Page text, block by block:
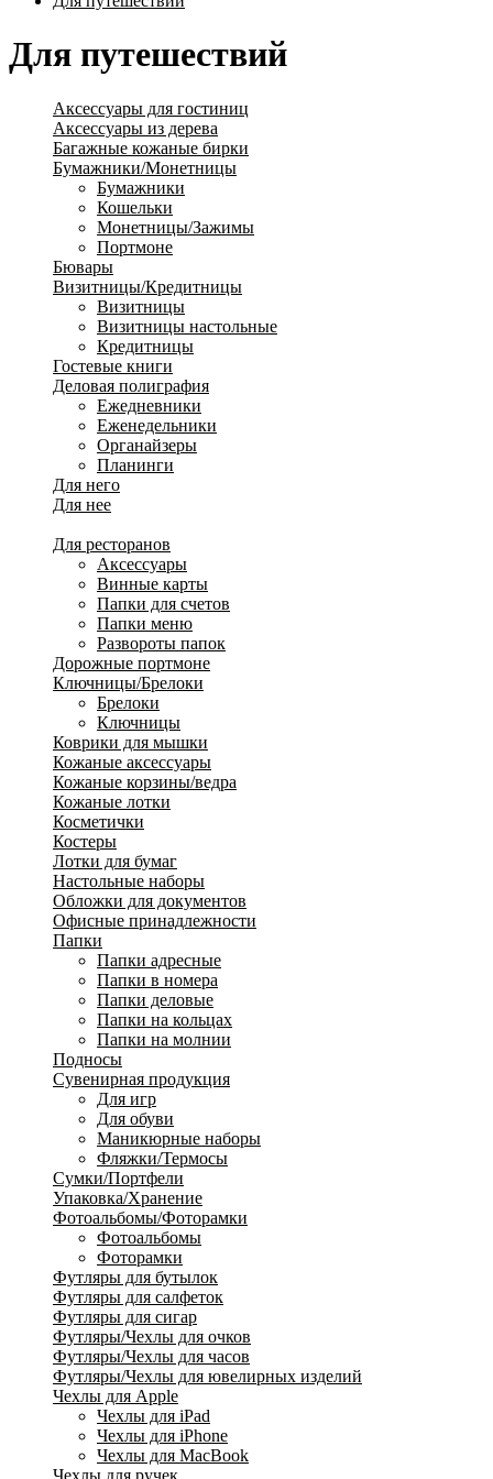
Для путешествий
Аксессуары для гостиниц
Аксессуары из дерева
Багажные кожаные бирки
Бумажники/Монетницы
Бумажники
Кошельки
Монетницы/Зажимы
Портмоне
Бювары
Визитницы/Кредитницы
Визитницы
Визитницы настольные
Кредитницы
Гостевые книги
Деловая полиграфия
Ежедневники
Еженедельники
Органайзеры
Планинги
Для него
Для нее
Для ресторанов
Аксессуары
Винные карты
Папки для счетов
Папки меню
Развороты папок
Дорожные портмоне
Ключницы/Брелоки
Брелоки
Ключницы
Коврики для мышки
Кожаные аксессуары
Кожаные корзины/ведра
Кожаные лотки
Косметички
Костеры
Лотки для бумаг
Настольные наборы
Обложки для документов
Офисные принадлежности
Папки
Папки адресные
Папки в номера
Папки деловые
Папки на кольцах
Папки на молнии
Подносы
Сувенирная продукция
Для игр
Для обуви
Маникюрные наборы
Фляжки/Термосы
Сумки/Портфели
Упаковка/Хранение
Фотоальбомы/Фоторамки
Фотоальбомы
Фоторамки
Футляры для бутылок
Футляры для салфеток
Футляры для сигар
Футляры/Чехлы для очков
Футляры/Чехлы для часов
Футляры/Чехлы для ювелирных изделий
Чехлы для Apple
Чехлы для iPad
Чехлы для iPhone
Чехлы для MacBook
Чехлы для ручек